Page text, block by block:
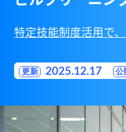
特定技能制度活用で
2025.12.17